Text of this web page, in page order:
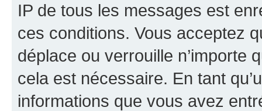
IP de tous les messages est
ces conditions. Vous acceptez
déplace ou verrouille n’importe
cela est nécessaire. En tant
informations que vous avez